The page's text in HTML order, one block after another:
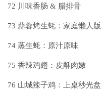
72 川味香肠 & 腊排骨
73 蒜蓉烤生蚝：家庭懒人版
74 蒸生蚝：原汁原味
75 香辣鸡翅：皮酥肉嫩
76 山城辣子鸡：上桌秒光盘